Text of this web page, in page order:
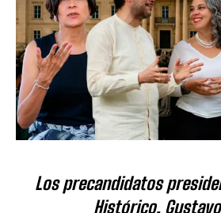
Los precandidatos
Histórico,